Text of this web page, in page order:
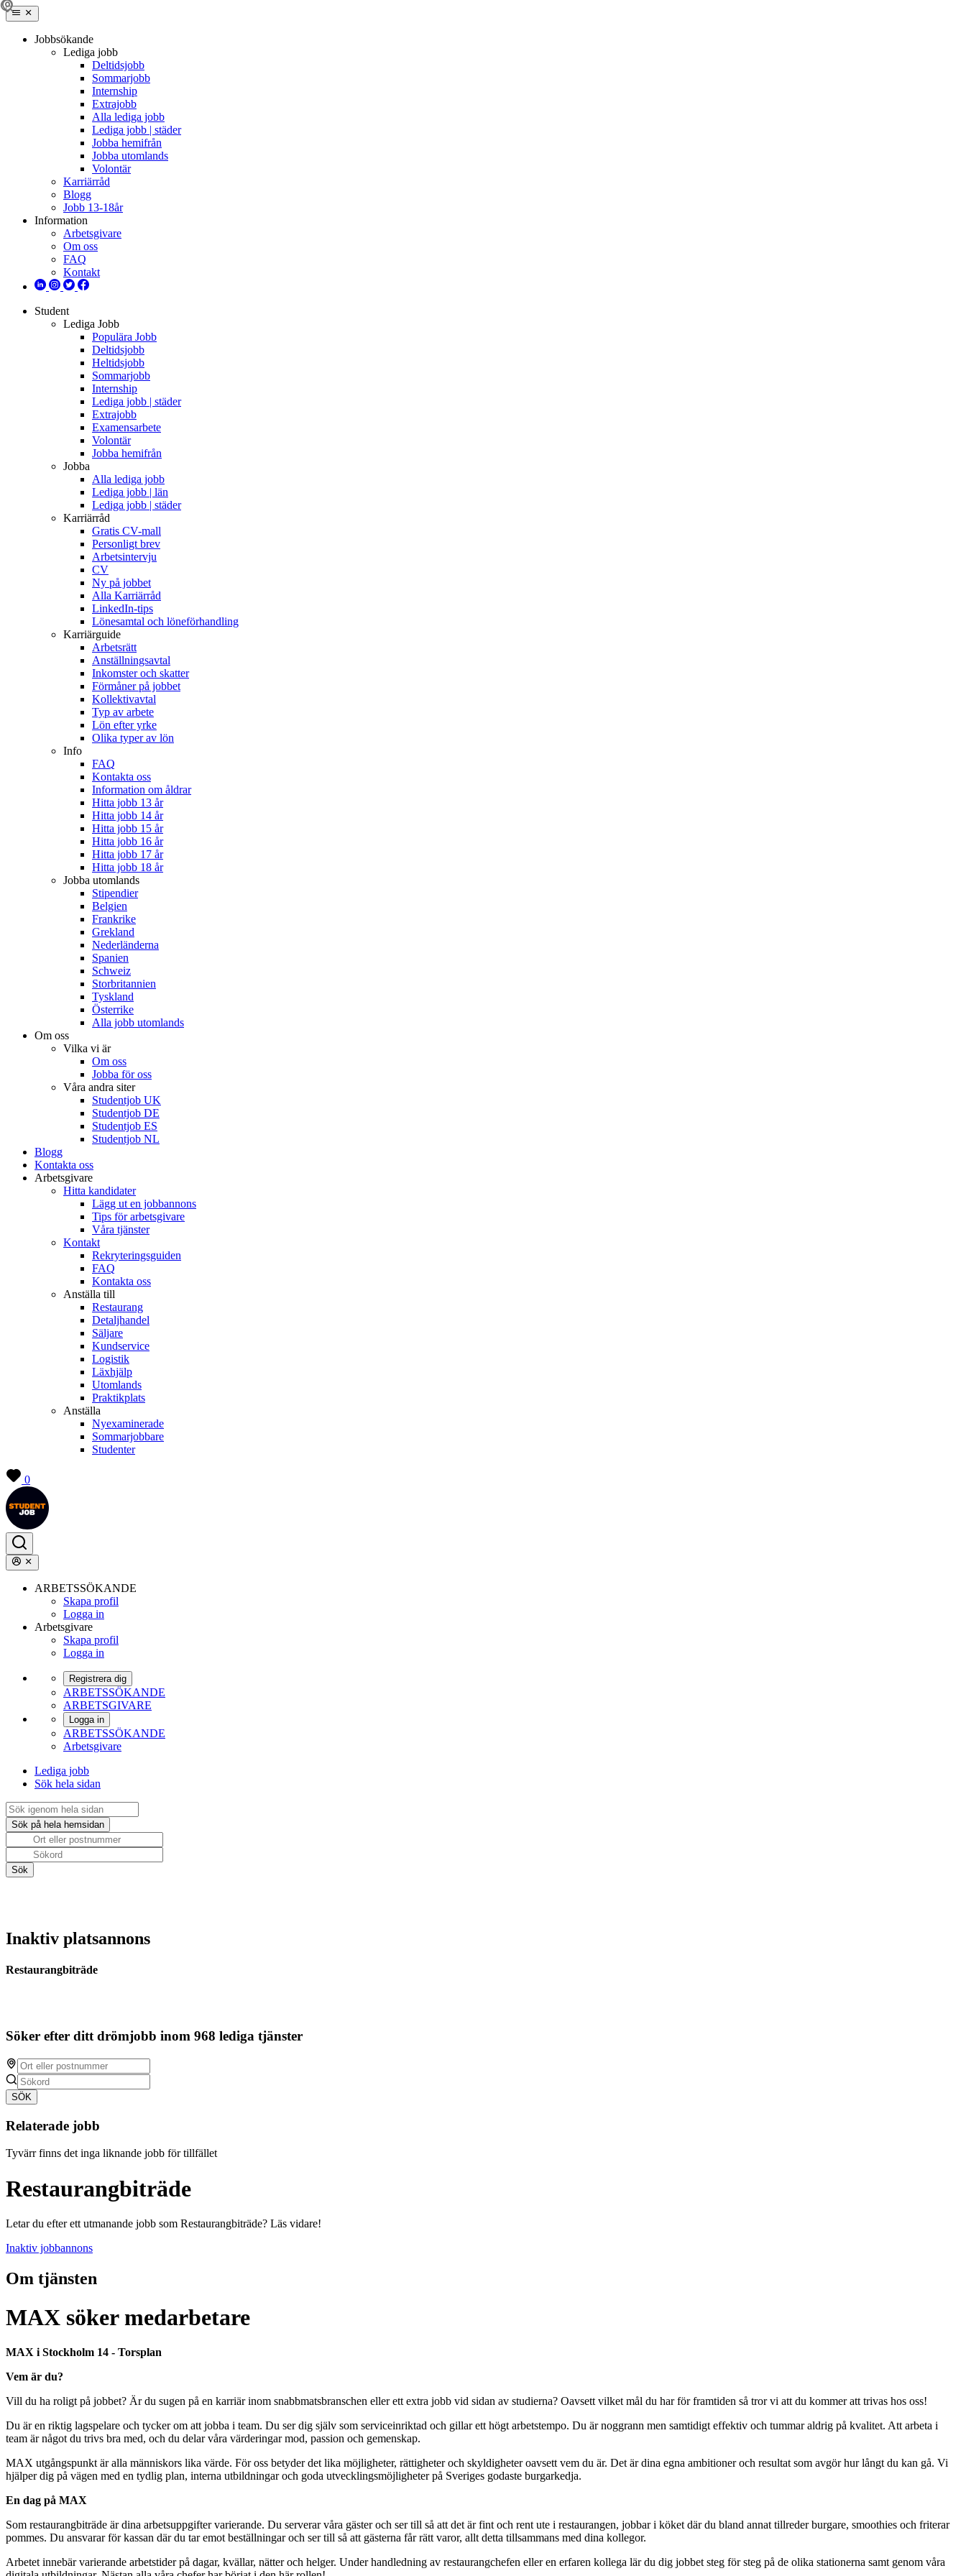
Jobbsökande
Lediga jobb
Deltidsjobb
Sommarjobb
Internship
Extrajobb
Alla lediga jobb
Lediga jobb | städer
Jobba hemifrån
Jobba utomlands
Volontär
Karriärråd
Blogg
Jobb 13-18år
Information
Arbetsgivare
Om oss
FAQ
Kontakt
Student
Lediga Jobb
Populära Jobb
Deltidsjobb
Heltidsjobb
Sommarjobb
Internship
Lediga jobb | städer
Extrajobb
Examensarbete
Volontär
Jobba hemifrån
Jobba
Alla lediga jobb
Lediga jobb | län
Lediga jobb | städer
Karriärråd
Gratis CV-mall
Personligt brev
Arbetsintervju
CV
Ny på jobbet
Alla Karriärråd
LinkedIn-tips
Lönesamtal och löneförhandling
Karriärguide
Arbetsrätt
Anställningsavtal
Inkomster och skatter
Förmåner på jobbet
Kollektivavtal
Typ av arbete
Lön efter yrke
Olika typer av lön
Info
FAQ
Kontakta oss
Information om åldrar
Hitta jobb 13 år
Hitta jobb 14 år
Hitta jobb 15 år
Hitta jobb 16 år
Hitta jobb 17 år
Hitta jobb 18 år
Jobba utomlands
Stipendier
Belgien
Frankrike
Grekland
Nederländerna
Spanien
Schweiz
Storbritannien
Tyskland
Österrike
Alla jobb utomlands
Om oss
Vilka vi är
Om oss
Jobba för oss
Våra andra siter
Studentjob UK
Studentjob DE
Studentjob ES
Studentjob NL
Blogg
Kontakta oss
Arbetsgivare
Hitta kandidater
Lägg ut en jobbannons
Tips för arbetsgivare
Våra tjänster
Kontakt
Rekryteringsguiden
FAQ
Kontakta oss
Anställa till
Restaurang
Detaljhandel
Säljare
Kundservice
Logistik
Läxhjälp
Utomlands
Praktikplats
Anställa
Nyexaminerade
Sommarjobbare
Studenter
0
ARBETSSÖKANDE
Skapa profil
Logga in
Arbetsgivare
Skapa profil
Logga in
Registrera dig
ARBETSSÖKANDE
ARBETSGIVARE
Logga in
ARBETSSÖKANDE
Arbetsgivare
Lediga jobb
Sök hela sidan
Inaktiv platsannons
Restaurangbiträde
Söker efter ditt drömjobb inom 968 lediga tjänster
SÖK
Relaterade jobb
Tyvärr finns det inga liknande jobb för tillfället
Restaurangbiträde
Letar du efter ett utmanande jobb som Restaurangbiträde? Läs vidare!
Inaktiv jobbannons
Om tjänsten
MAX söker medarbetare
MAX i Stockholm 14 - Torsplan
Vem är du?
Vill du ha roligt på jobbet? Är du sugen på en karriär inom snabbmatsbranschen eller ett extra jobb vid sidan av studierna? Oavsett vilket mål du har för framtiden så tror vi att du kommer att trivas hos oss!
Du är en riktig lagspelare och tycker om att jobba i team. Du ser dig själv som serviceinriktad och gillar ett högt arbetstempo. Du är noggrann men samtidigt effektiv och tummar aldrig på kvalitet. Att arbeta i
team är något du trivs bra med, och du delar våra värderingar mod, passion och gemenskap.
MAX utgångspunkt är alla människors lika värde. För oss betyder det lika möjligheter, rättigheter och skyldigheter oavsett vem du är. Det är dina egna ambitioner och resultat som avgör hur långt du kan gå. Vi
hjälper dig på vägen med en tydlig plan, interna utbildningar och goda utvecklingsmöjligheter på Sveriges godaste burgarkedja.
En dag på MAX
Som restaurangbiträde är dina arbetsuppgifter varierande. Du serverar våra gäster och ser till så att det är fint och rent ute i restaurangen, jobbar i köket där du bland annat tillreder burgare, smoothies och friterar
pommes. Du ansvarar för kassan där du tar emot beställningar och ser till så att gästerna får rätt varor, allt detta tillsammans med dina kollegor.
Arbetet innebär varierande arbetstider på dagar, kvällar, nätter och helger. Under handledning av restaurangchefen eller en erfaren kollega lär du dig jobbet steg för steg på de olika stationerna samt genom våra